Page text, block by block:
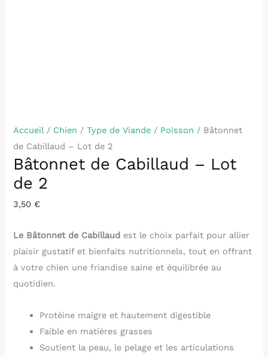
Accueil/ Chien /Type de Viande / Poisson / Bâtonnet
de Cabillaud – Lot de 2
Bâtonnet de Cabillaud – Lot
de 2
3,50 €
Le Bâtonnet de Cabillaud est le choix parfait pour allier
plaisir gustatif et bienfaits nutritionnels, tout en offrant
à votre chien une friandise saine et équilibrée au
quotidien.
Protéine maigre et hautement digestible
Faible en matières grasses
Soutient la peau, le pelage et les articulations